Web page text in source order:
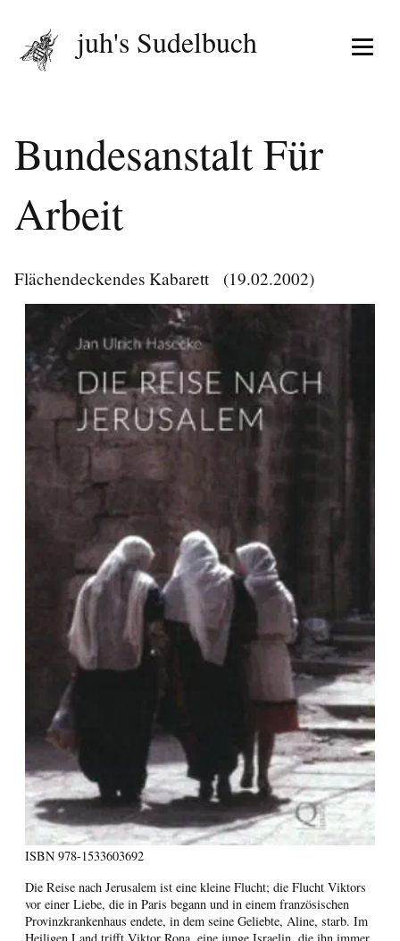
Menü
juh's Sudelbuch
Bundesanstalt Für
Arbeit
Flächendeckendes Kabarett (19.02.2002)
ISBN 978-1533603692
Die Reise nach Jerusalem ist eine kleine Flucht; die Flucht Viktors
vor einer Liebe, die in Paris begann und in einem französischen
Provinzkrankenhaus endete, in dem seine Geliebte, Aline, starb. Im